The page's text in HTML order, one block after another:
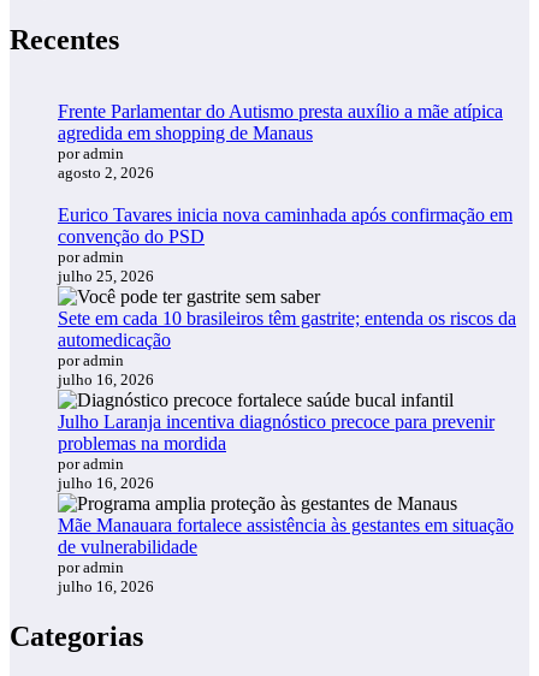
Recentes
Frente Parlamentar do Autismo presta auxílio a mãe atípica
agredida em shopping de Manaus
por admin
agosto 2, 2026
Eurico Tavares inicia nova caminhada após confirmação em
convenção do PSD
por admin
julho 25, 2026
Sete em cada 10 brasileiros têm gastrite; entenda os riscos da
automedicação
por admin
julho 16, 2026
Julho Laranja incentiva diagnóstico precoce para prevenir
problemas na mordida
por admin
julho 16, 2026
Mãe Manauara fortalece assistência às gestantes em situação
de vulnerabilidade
por admin
julho 16, 2026
Categorias